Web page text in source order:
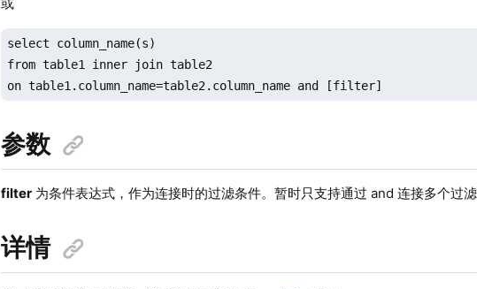
select column_name(s)
from table1 inner join table2
on table1.column_name=table2.column_name and [filter]
参数
filter 为条件表达式，作为连接时的过滤条件。暂时只支持通过 and 连接多个过
详情